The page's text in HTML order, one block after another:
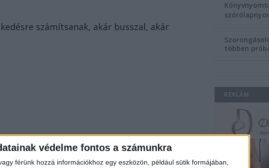
védelme fontos a számunkra
férünk hozzá információkhoz egy eszközön, például sütik formájában,
számítsanak, akár busszal, akár
többen
REKLÁM